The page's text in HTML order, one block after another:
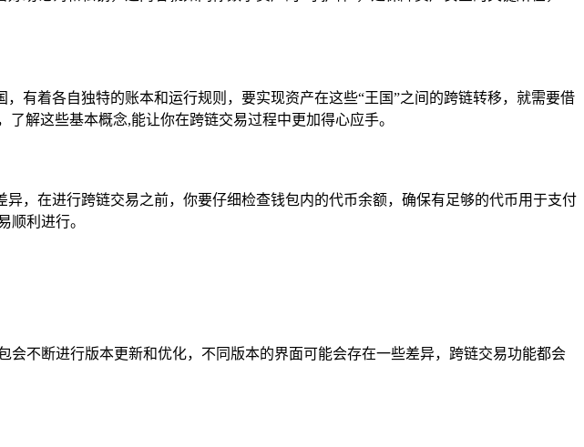
有着各自独特的账本和运行规则，要实现资产在这些“王国”之间的跨链转移，就需要借
解这些基本概念,能让你在跨链交易过程中更加得心应手。
，在进行跨链交易之前，你要仔细检查钱包内的代币余额，确保有足够的代币用于支付
顺利进行。
不断进行版本更新和优化，不同版本的界面可能会存在一些差异，跨链交易功能都会